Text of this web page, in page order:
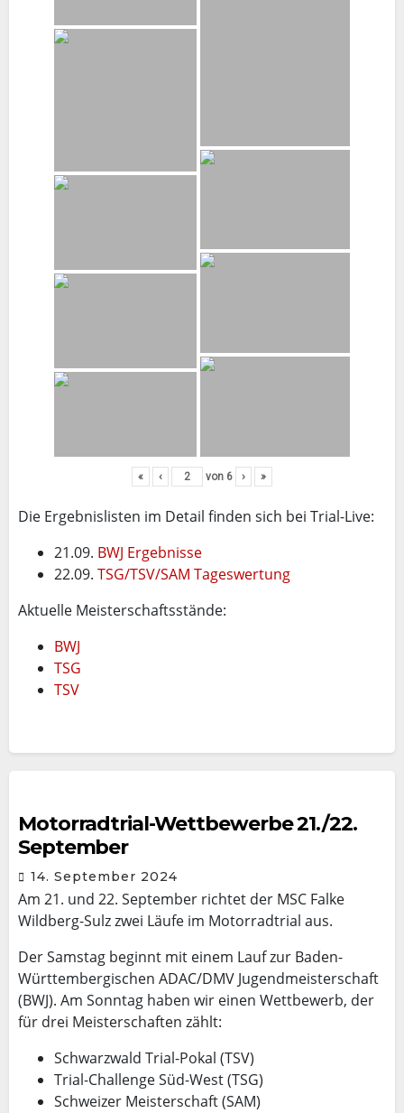
« ‹ von 6 › »
Die Ergebnislisten im Detail finden sich bei Trial-Live:
21.09. BWJ Ergebnisse
22.09. TSG/TSV/SAM Tageswertung
Aktuelle Meisterschaftsstände:
BWJ
TSG
TSV
Motorradtrial-Wettbewerbe 21./22.
September
14. September 2024
Am 21. und 22. September richtet der MSC Falke
Wildberg-Sulz zwei Läufe im Motorradtrial aus.
Der Samstag beginnt mit einem Lauf zur Baden-
Württembergischen ADAC/DMV Jugendmeisterschaft
(BWJ). Am Sonntag haben wir einen Wettbewerb, der
für drei Meisterschaften zählt:
Schwarzwald Trial-Pokal (TSV)
Trial-Challenge Süd-West (TSG)
Schweizer Meisterschaft (SAM)